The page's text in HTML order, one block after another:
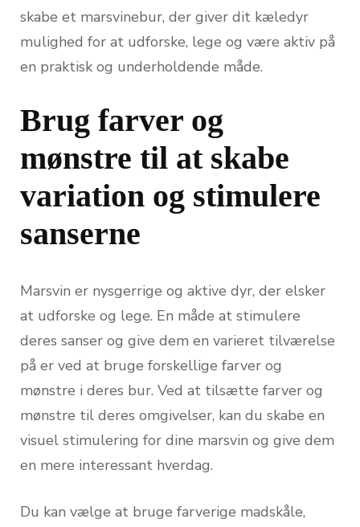
skabe et marsvinebur, der giver dit kæledyr
mulighed for at udforske, lege og være aktiv på
en praktisk og underholdende måde.
Brug farver og
mønstre til at skabe
variation og stimulere
sanserne
Marsvin er nysgerrige og aktive dyr, der elsker
at udforske og lege. En måde at stimulere
deres sanser og give dem en varieret tilværelse
på er ved at bruge forskellige farver og
mønstre i deres bur. Ved at tilsætte farver og
mønstre til deres omgivelser, kan du skabe en
visuel stimulering for dine marsvin og give dem
en mere interessant hverdag.
Du kan vælge at bruge farverige madskåle,